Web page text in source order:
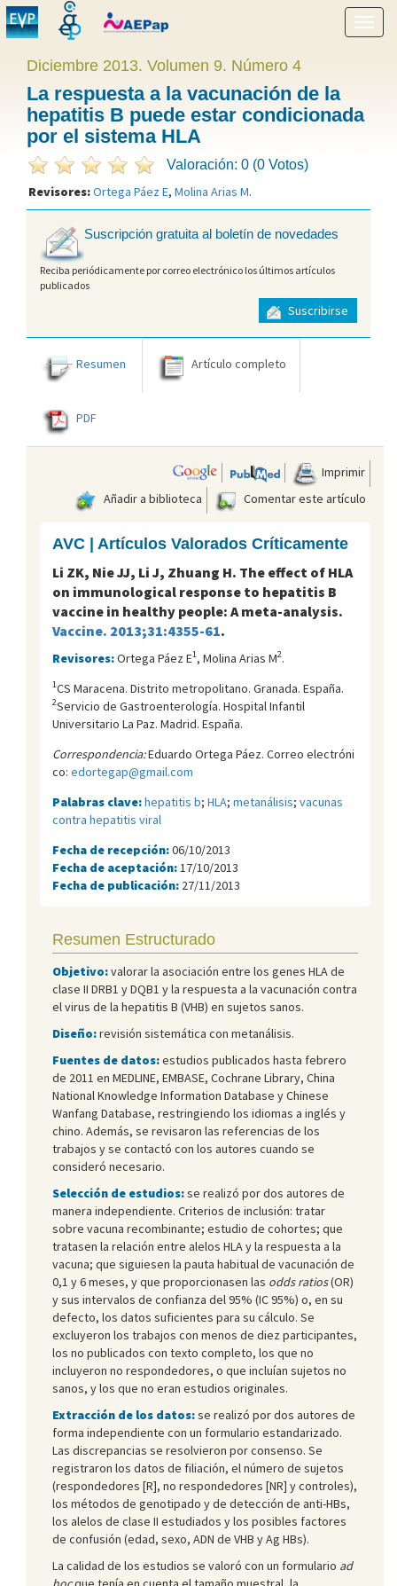
menú
Diciembre 2013. Volumen 9. Número 4
La respuesta a la vacunación de la
hepatitis B puede estar condicionada
por el sistema HLA
Valoración: 0 (0 Votos)
Revisores:Ortega Páez E, Molina Arias M.
Suscripción gratuita al boletín de novedades
Reciba periódicamente por correo electrónico los últimos artículos
publicados
Suscribirse
Resumen Artículo completo
PDF
Imprimir
Añadir a biblioteca
Comentar este artículo
AVC | Artículos Valorados Críticamente
Li ZK, Nie JJ, Li J, Zhuang H. The effect of HLA
on immunological response to hepatitis B
vaccine in healthy people: A meta-analysis.
Vaccine. 2013;31:4355-61.
Revisores:Ortega Páez E1, Molina Arias M2.
1CS Maracena. Distrito metropolitano. Granada. España.
2Servicio de Gastroenterología. Hospital Infantil
Universitario La Paz. Madrid. España.
Correspondencia:Eduardo Ortega Páez. Correo electróni
co: edortegap@gmail.com
Palabras clave:hepatitis b; HLA; metanálisis; vacunas
contra hepatitis viral
Fecha de recepción:06/10/2013
Fecha de aceptación: 17/10/2013
Fecha de publicación: 27/11/2013
Resumen Estructurado
Objetivo:valorar la asociación entre los genes HLA de
clase II DRB1 y DQB1 y la respuesta a la vacunación contra
el virus de la hepatitis B (VHB) en sujetos sanos.
Diseño:revisión sistemática con metanálisis.
Fuentes de datos:estudios publicados hasta febrero
de 2011 en MEDLINE, EMBASE, Cochrane Library, China
National Knowledge Information Database y Chinese
Wanfang Database, restringiendo los idiomas a inglés y
chino. Además, se revisaron las referencias de los
trabajos y se contactó con los autores cuando se
consideró necesario.
Selección de estudios:se realizó por dos autores de
manera independiente. Criterios de inclusión: tratar
sobre vacuna recombinante; estudio de cohortes; que
tratasen la relación entre alelos HLA y la respuesta a la
vacuna; que siguiesen la pauta habitual de vacunación de
0,1 y 6 meses, y que proporcionasen las odds ratios(OR)
y sus intervalos de confianza del 95% (IC 95%) o, en su
defecto, los datos suficientes para su cálculo. Se
excluyeron los trabajos con menos de diez participantes,
los no publicados con texto completo, los que no
incluyeron no respondedores, o que incluían sujetos no
sanos, y los que no eran estudios originales.
Extracción de los datos:se realizó por dos autores de
forma independiente con un formulario estandarizado.
Las discrepancias se resolvieron por consenso. Se
registraron los datos de filiación, el número de sujetos
(respondedores [R], no respondedores [NR] y controles),
los métodos de genotipado y de detección de anti-HBs,
los alelos de clase II estudiados y los posibles factores
de confusión (edad, sexo, ADN de VHB y Ag HBs).
La calidad de los estudios se valoró con un formulario ad